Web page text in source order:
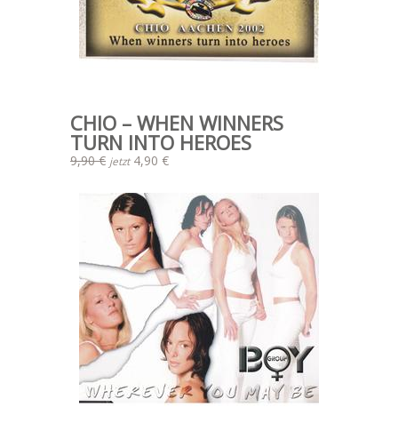
CHIO – WHEN WINNERS
TURN INTO HEROES
9,90 € jetzt4,90 €